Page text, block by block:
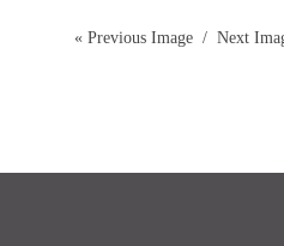
« Previous Image Next